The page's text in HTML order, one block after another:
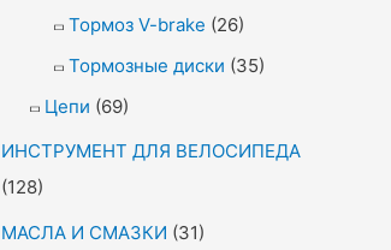
Тормоз V-brake (26)
Тормозные диски (35)
Цепи (69)
ИНСТРУМЕНТ ДЛЯ ВЕЛОСИПЕДА
(128)
МАСЛА И СМАЗКИ (31)